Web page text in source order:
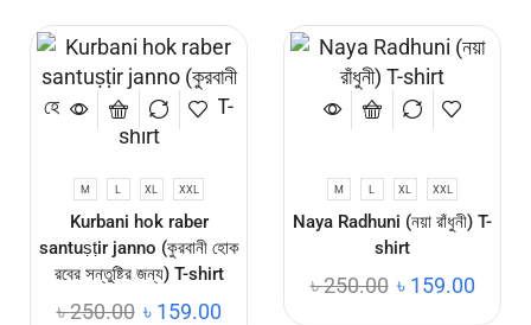
M L XL XXL
Kurbani hok raber
santuṣṭir janno (কুরবানী হোক
রবের সন্তুষ্টির জন্য) T-shirt
৳250.00 ৳ 159.00
M L XL XXL
Naya Radhuni (নয়া রাঁধুনী) T-
shirt
৳250.00 ৳ 159.00